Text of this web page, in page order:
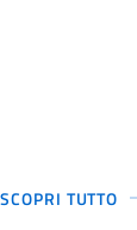
SCOPRI TUTTO